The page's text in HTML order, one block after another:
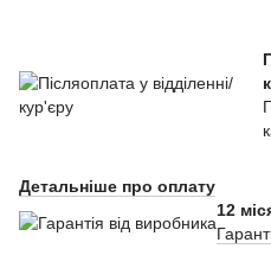
Детальніше про оплату
12